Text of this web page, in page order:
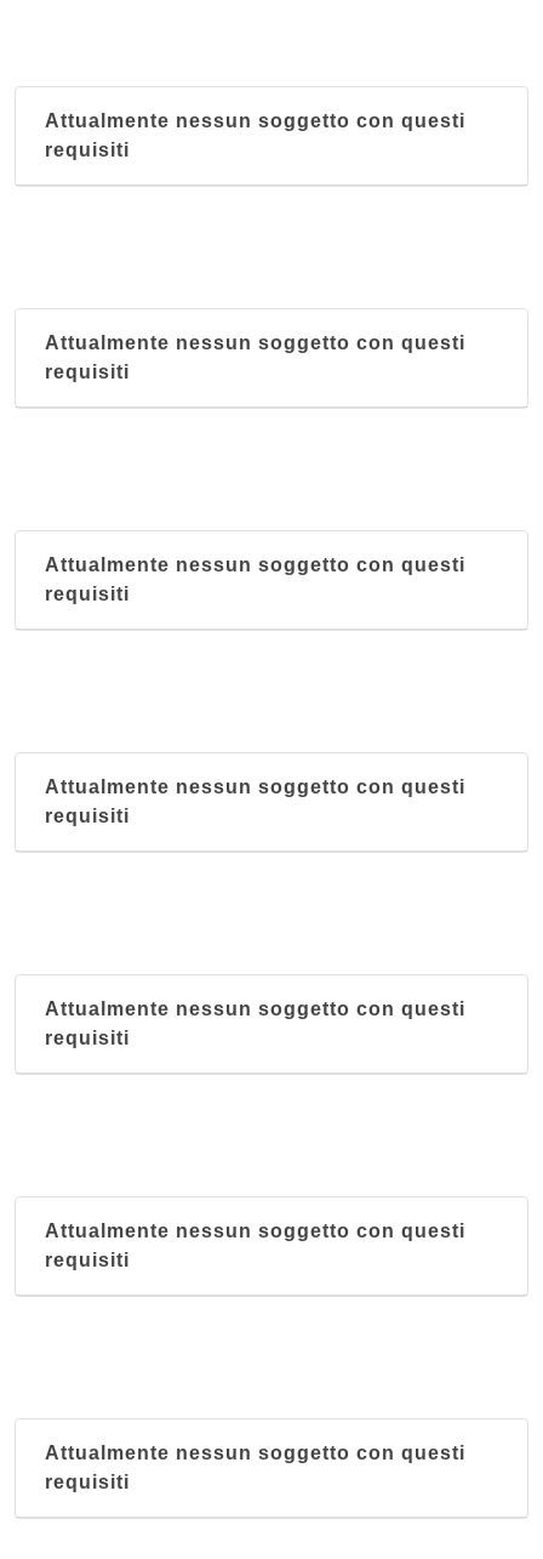
Attualmente nessun soggetto con questi
requisiti
Attualmente nessun soggetto con questi
requisiti
Attualmente nessun soggetto con questi
requisiti
Attualmente nessun soggetto con questi
requisiti
Attualmente nessun soggetto con questi
requisiti
Attualmente nessun soggetto con questi
requisiti
Attualmente nessun soggetto con questi
requisiti